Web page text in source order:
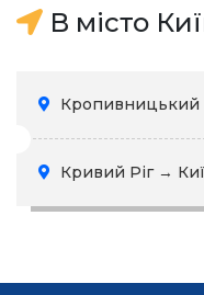
В місто
Кропивницький
Кривий Ріг →